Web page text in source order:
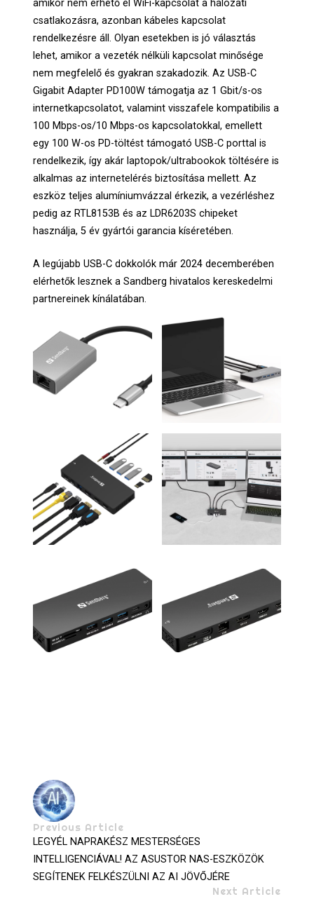
amikor nem érhető el WiFi-kapcsolat a hálózati
csatlakozásra, azonban kábeles kapcsolat
rendelkezésre áll. Olyan esetekben is jó választás
lehet, amikor a vezeték nélküli kapcsolat minősége
nem megfelelő és gyakran szakadozik. Az USB-C
Gigabit Adapter PD100W támogatja az 1 Gbit/s-os
internetkapcsolatot, valamint visszafele kompatibilis a
100 Mbps-os/10 Mbps-os kapcsolatokkal, emellett
egy 100 W-os PD-töltést támogató USB-C porttal is
rendelkezik, így akár laptopok/ultrabookok töltésére is
alkalmas az internetelérés biztosítása mellett. Az
eszköz teljes alumíniumvázzal érkezik, a vezérléshez
pedig az RTL8153B és az LDR6203S chipeket
használja, 5 év gyártói garancia kíséretében.
A legújabb USB-C dokkolók már 2024 decemberében
elérhetők lesznek a Sandberg hivatalos kereskedelmi
partnereinek kínálatában.
Previous Article
LEGYÉL NAPRAKÉSZ MESTERSÉGES
INTELLIGENCIÁVAL! AZ ASUSTOR NAS-ESZKÖZÖK
SEGÍTENEK FELKÉSZÜLNI AZ AI JÖVŐJÉRE
Next Article